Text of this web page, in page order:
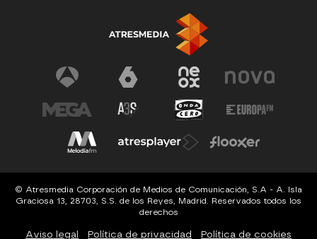
© Atresmedia Corporación de Medios de Comunicación, S.A - A. Isla
Graciosa 13, 28703, S.S. de los Reyes, Madrid. Reservados todos los
derechos
Aviso legal Política de privacidad Política de cookies